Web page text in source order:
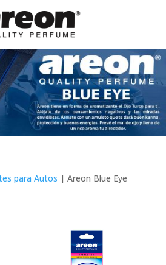
para Autos | Areon Blue Eye